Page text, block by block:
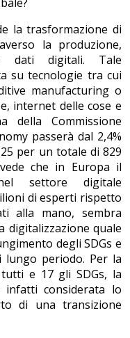
la trasformazione di
la produzione,
dati digitali. Tale
su tecnologie tra cui
manufacturing o
internet delle cose e
della Commissione
passerà dal 2,4%
per un totale di 829
che in Europa il
settore digitale
di esperti rispetto
alla mano, sembra
digitalizzazione quale
degli SDGs e
lungo periodo. Per la
e 17 gli SDGs, la
infatti considerata lo
di una transizione